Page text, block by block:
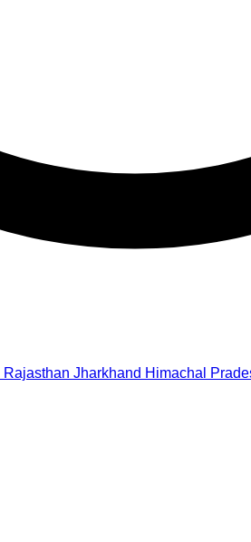
Rajasthan Jharkhand Himachal